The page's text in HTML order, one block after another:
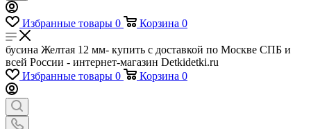
Избранные товары 0 Корзина 0
бусина Желтая 12 мм- купить с доставкой по Москве СПБ и
всей России - интернет-магазин Detkidetki.ru
Избранные товары 0 Корзина 0